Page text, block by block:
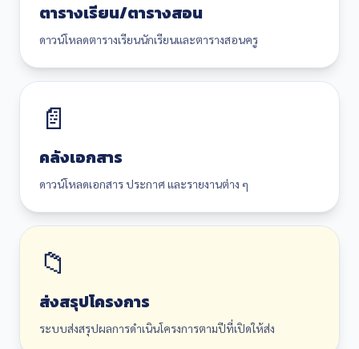
ตารางเรียน/ตารางสอน
ดาวน์โหลดตารางเรียนนักเรียนและตารางสอนครู
📄
คลังเอกสาร
ดาวน์โหลดเอกสาร ประกาศ และรายงานต่าง ๆ
📁
ส่งสรุปโครงการ
ระบบส่งสรุปผลการดำเนินโครงการตามปีที่เปิดให้ส่ง